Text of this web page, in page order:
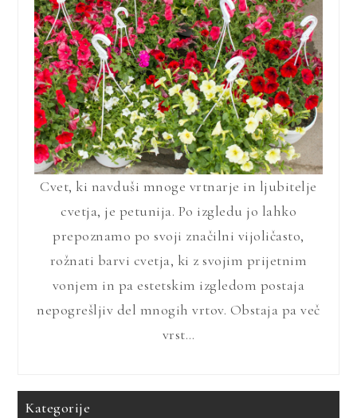
Cvet, ki navduši mnoge vrtnarje in ljubitelje
cvetja, je petunija. Po izgledu jo lahko
prepoznamo po svoji značilni vijoličasto,
rožnati barvi cvetja, ki z svojim prijetnim
vonjem in pa estetskim izgledom postaja
nepogrešljiv del mnogih vrtov. Obstaja pa več
vrst…
Kategorije